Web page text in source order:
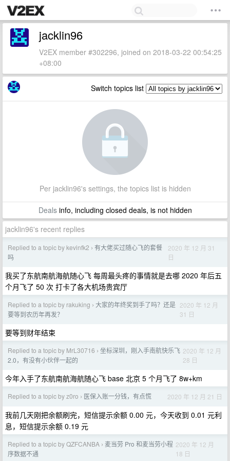
jacklin96
V2EX member #302296, joined on 2018-03-22 00:54:25
+08:00
Switch topics list
Per jacklin96's settings, the topics list is hidden
Dealsinfo, including closed deals, is not hidden
jacklin96's recent replies
Replied to a topic by kevinfk2 › 有大佬买过随心飞的套餐
吗
2020 年 12 月 31
日
我买了东航南航海航随心飞 每周最头疼的事情就是去哪 2020 年后五
个月飞了 50 次 打卡了各大机场贵宾厅
Replied to a topic by rakuking › 大家的年终奖到手了吗？还是
要等到农历年再发？
2020 年 12 月
31 日
要等到财年结束
Replied to a topic by MrL30716 › 坐标深圳，刚入手南航快乐飞
2.0，有没有小伙伴一起的
2020 年 12 月
28 日
今年入手了东航南航海航随心飞 base 北京 5 个月飞了 8w+km
Replied to a topic by z0ro › 医保入账一分钱，有点慌 2020 年 12 月 21 日
我前几天刚把余额刷完，短信提示余额 0.00 元，今天收到 0.01 元利
息，短信提示余额 0.19 元
Replied to a topic by QZFCANBA › 麦当劳 Pro 和麦当劳小程
序数据不通
2020 年 12 月
18 日